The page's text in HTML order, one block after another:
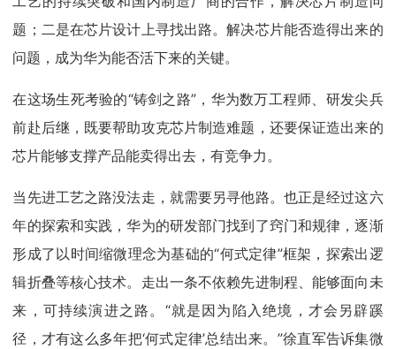
题；二是在芯片设计上寻找出路。解决芯片能否造得出来的
问题，成为华为能否活下来的关键。
在这场生死考验的“铸剑之路”，华为数万工程师、研发尖兵
前赴后继，既要帮助攻克芯片制造难题，还要保证造出来的
芯片能够支撑产品能卖得出去，有竞争力。
当先进工艺之路没法走，就需要另寻他路。也正是经过这六
年的探索和实践，华为的研发部门找到了窍门和规律，逐渐
形成了以时间缩微理念为基础的“何式定律”框架，探索出逻
辑折叠等核心技术。走出一条不依赖先进制程、能够面向未
来，可持续演进之路。“就是因为陷入绝境，才会另辟蹊
径，才有这么多年把‘何式定律’总结出来。”徐直军告诉集微